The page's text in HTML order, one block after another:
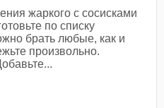
жаркого с сосисками
по списку
брать любые, как и
произвольно.